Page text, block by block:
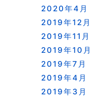
2020年4月
2019年12月
2019年11月
2019年10月
2019年7月
2019年4月
2019年3月